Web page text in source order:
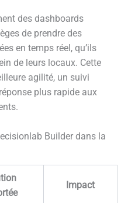
des dashboards
de prendre des
en temps réel, qu’ils
de leurs locaux. Cette
agilité, un suivi
plus rapide aux
Builder dans la
Impact